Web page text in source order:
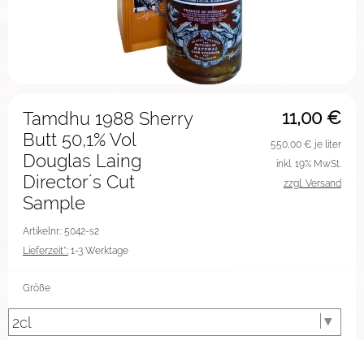
11,00 €
Tamdhu 1988 Sherry
Butt 50,1% Vol
Douglas Laing
Director´s Cut
Sample
Artikelnr.: 5042-s2
Lieferzeit*: 1-3 Werktage
550,00 € je liter
inkl. 19% MwSt.
zzgl. Versand
Größe